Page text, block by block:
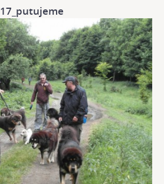
17_putujeme